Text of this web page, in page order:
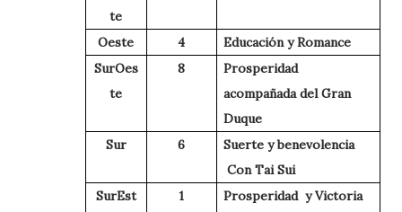
te
Oeste 4
Educación y Romance
SurOes
te
8
Prosperidad
acompañada del Gran
Duque
Sur
6
Suerte y benevolencia
Con Tai Sui
SurEst
1 Prosperidad y Victoria